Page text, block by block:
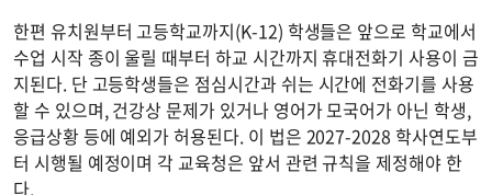
한편 유치원부터 고등학교까지(K-12) 학생들은 앞으로 학교에서
수업 시작 종이 울릴 때부터 하교 시간까지 휴대전화기 사용이 금
지된다. 단 고등학생들은 점심시간과 쉬는 시간에 전화기를 사용
할 수 있으며, 건강상 문제가 있거나 영어가 모국어가 아닌 학생,
응급상황 등에 예외가 허용된다. 이 법은 2027-2028 학사연도부
터 시행될 예정이며 각 교육청은 앞서 관련 규칙을 제정해야 한
다.